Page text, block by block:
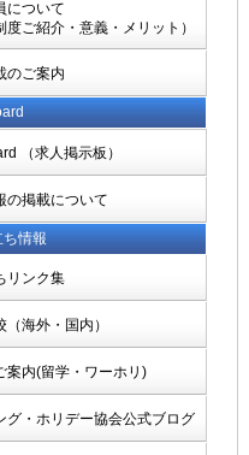
について
度ご紹介・意義・メリット）
のご案内
（求人掲示板）
の掲載について
ち情報
リンク集
（海外・国内）
案内(留学・ワーホリ)
グ・ホリデー協会公式ブログ